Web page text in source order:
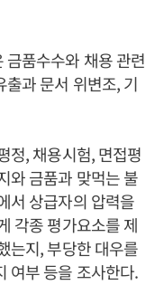
품수수와 채용 관련
과 문서 위변조, 기
정, 채용시험, 면접평
와 금품과 맞먹는 불
서 상급자의 압력을
각종 평가요소를 제
는지, 부당한 대우를
여부 등을 조사한다.